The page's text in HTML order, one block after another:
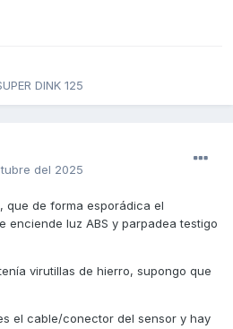
DINK 125
del 2025
que de forma esporádica el
enciende luz ABS y parpadea testigo
virutillas de hierro, supongo que
el cable/conector del sensor y hay